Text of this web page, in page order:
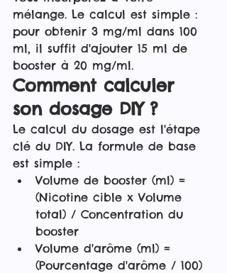
mélange. Le calcul est simple :
pour obtenir 3 mg/ml dans 100
ml, il suffit d'ajouter 15 ml de
booster à 20 mg/ml.
Comment calculer
son dosage DIY ?
Le calcul du dosage est l'étape
clé du DIY. La formule de base
est simple :
Volume de booster (ml) =
(Nicotine cible x Volume
total) / Concentration du
booster
Volume d'arôme (ml) =
(Pourcentage d'arôme / 100)